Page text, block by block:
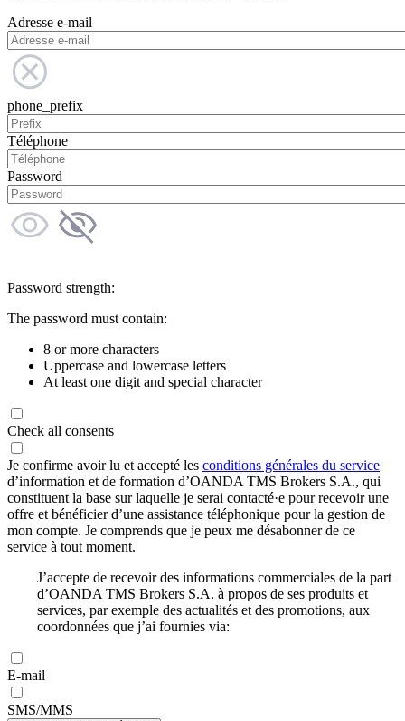
Adresse e-mail
phone_prefix
Téléphone
Password
Password strength:
The password must contain:
8 or more characters
Uppercase and lowercase letters
At least one digit and special character
Check all consents
Je confirme avoir lu et accepté les conditions générales du service
d’information et de formation d’OANDA TMS Brokers S.A., qui
constituent la base sur laquelle je serai contacté·e pour recevoir une
offre et bénéficier d’une assistance téléphonique pour la gestion de
mon compte. Je comprends que je peux me désabonner de ce
service à tout moment.
J’accepte de recevoir des informations commerciales de la part
d’OANDA TMS Brokers S.A. à propos de ses produits et
services, par exemple des actualités et des promotions, aux
coordonnées que j’ai fournies via:
E-mail
SMS/MMS